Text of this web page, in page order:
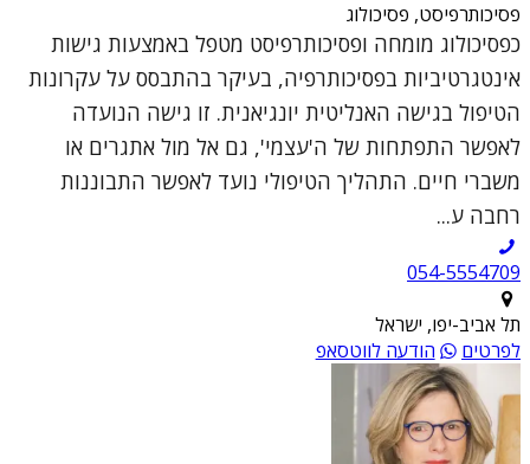
פסיכותרפיסט, פסיכולוג
כפסיכולוג מומחה ופסיכותרפיסט מטפל באמצעות גישות
אינטגרטיביות בפסיכותרפיה, בעיקר בהתבסס על עקרונות
הטיפול בגישה האנליטית יונגיאנית. זו גישה הנועדה
לאפשר התפתחות של ה'עצמי', גם אל מול אתגרים או
משברי חיים. התהליך הטיפולי נועד לאפשר התבוננות
רחבה ע...
054-5554709
תל אביב-יפו, ישראל
לפרטים
הודעה לווטסאפ